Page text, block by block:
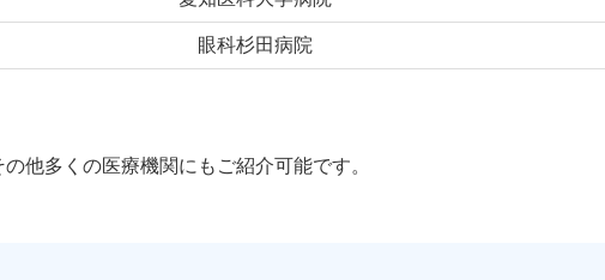
眼科杉田病院
の他多くの医療機関にもご紹介可能です。